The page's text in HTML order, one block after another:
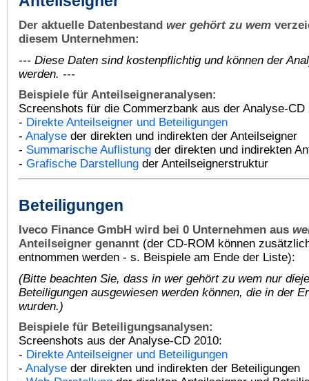
Der aktuelle Datenbestand wer gehört zu wem
diesem Unternehmen:
--- Diese Daten sind kostenpflichtig und können der
werden. ---
Beispiele für Anteilseigneranalysen:
Screenshots für die Commerzbank aus der Analyse-CD
- Direkte Anteilseigner und Beteiligungen
- Analyse der direkten und indirekten der Anteilseigner
- Summarische Auflistung der direkten und indirekten
- Grafische Darstellung der Anteilseignerstruktur
Beteiligungen
Iveco Finance GmbH wird bei 0 Unternehmen aus
Anteilseigner genannt (der CD-ROM können
entnommen werden - s. Beispiele am Ende der Liste):
(Bitte beachten Sie, dass in wer gehört zu wem nur
Beteiligungen ausgewiesen werden können, die in der
wurden.)
Beispiele für Beteiligungsanalysen:
Screenshots aus der Analyse-CD 2010:
- Direkte Anteilseigner und Beteiligungen
- Analyse der direkten und indirekten der Beteiligungen